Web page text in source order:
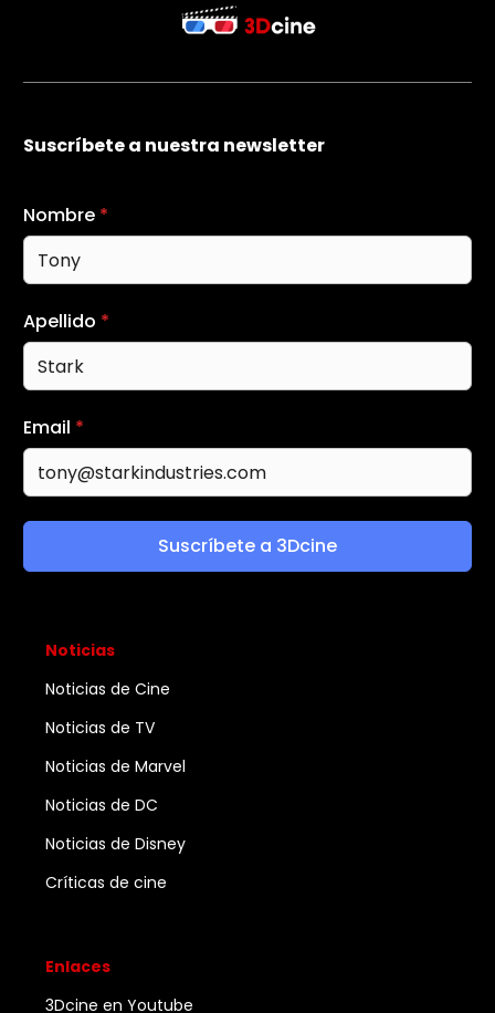
Suscríbete a nuestra newsletter
Nombre *
Apellido *
Email *
Suscríbete a 3Dcine
Noticias
Noticias de Cine
Noticias de TV
Noticias de Marvel
Noticias de DC
Noticias de Disney
Críticas de cine
Enlaces
3Dcine en Youtube